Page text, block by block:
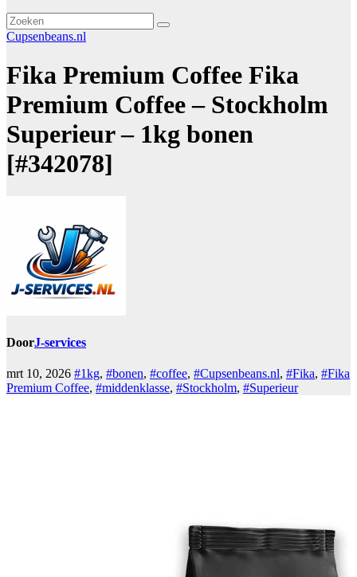
Cupsenbeans.nl
Fika Premium Coffee Fika
Premium Coffee – Stockholm
Superieur – 1kg bonen
[#342078]
DoorJ-services
mrt 10, 2026 #1kg, #bonen, #coffee, #Cupsenbeans.nl, #Fika, #Fika
Premium Coffee, #middenklasse, #Stockholm, #Superieur